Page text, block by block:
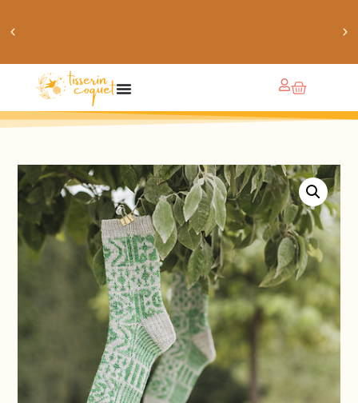
obtiens 20% de réduction sur ton prochain achat de